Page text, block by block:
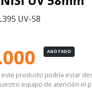
UV-58
AGOTADO
este producto podría estar
equipo de atención el